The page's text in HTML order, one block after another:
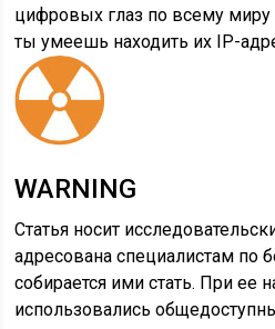
цифровых глаз по всему миру
ты умеешь находить их IP-
WARNING
Статья носит
адресована специалистам по
собирается ими стать. При ее
использовались